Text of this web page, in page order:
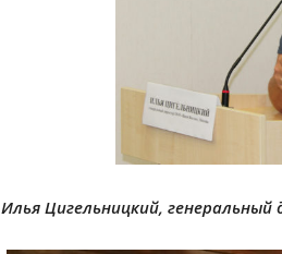
Илья Цигельницкий, генеральный